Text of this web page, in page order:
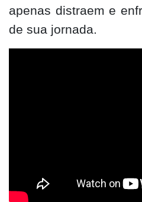
apenas distraem e
de sua jornada.